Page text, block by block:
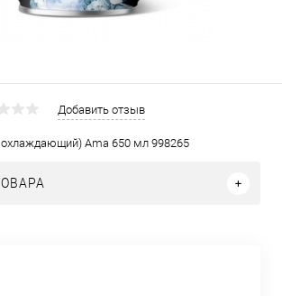
Добавить отзыв
Ama 650 мл 998265